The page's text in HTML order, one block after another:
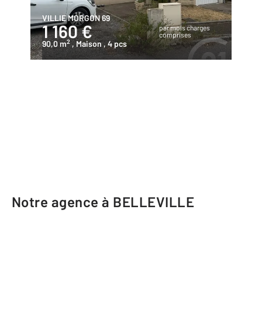
VILLIE MORGON 69
1 160 €
par mois charges
comprises
90,0 m2 , Maison, 4 pcs
Notre agence à BELLEVILLE